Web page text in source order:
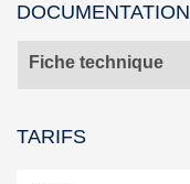
DOCUMENTATION
Fiche technique
TARIFS